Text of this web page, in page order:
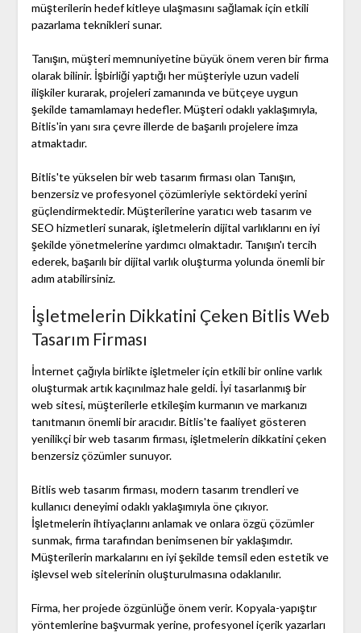
müşterilerin hedef kitleye ulaşmasını sağlamak için etkili
pazarlama teknikleri sunar.
Tanışın, müşteri memnuniyetine büyük önem veren bir firma
olarak bilinir. İşbirliği yaptığı her müşteriyle uzun vadeli
ilişkiler kurarak, projeleri zamanında ve bütçeye uygun
şekilde tamamlamayı hedefler. Müşteri odaklı yaklaşımıyla,
Bitlis'in yanı sıra çevre illerde de başarılı projelere imza
atmaktadır.
Bitlis'te yükselen bir web tasarım firması olan Tanışın,
benzersiz ve profesyonel çözümleriyle sektördeki yerini
güçlendirmektedir. Müşterilerine yaratıcı web tasarım ve
SEO hizmetleri sunarak, işletmelerin dijital varlıklarını en iyi
şekilde yönetmelerine yardımcı olmaktadır. Tanışın'ı tercih
ederek, başarılı bir dijital varlık oluşturma yolunda önemli bir
adım atabilirsiniz.
İşletmelerin Dikkatini Çeken Bitlis Web
Tasarım Firması
İnternet çağıyla birlikte işletmeler için etkili bir online varlık
oluşturmak artık kaçınılmaz hale geldi. İyi tasarlanmış bir
web sitesi, müşterilerle etkileşim kurmanın ve markanızı
tanıtmanın önemli bir aracıdır. Bitlis'te faaliyet gösteren
yenilikçi bir web tasarım firması, işletmelerin dikkatini çeken
benzersiz çözümler sunuyor.
Bitlis web tasarım firması, modern tasarım trendleri ve
kullanıcı deneyimi odaklı yaklaşımıyla öne çıkıyor.
İşletmelerin ihtiyaçlarını anlamak ve onlara özgü çözümler
sunmak, firma tarafından benimsenen bir yaklaşımdır.
Müşterilerin markalarını en iyi şekilde temsil eden estetik ve
işlevsel web sitelerinin oluşturulmasına odaklanılır.
Firma, her projede özgünlüğe önem verir. Kopyala-yapıştır
yöntemlerine başvurmak yerine, profesyonel içerik yazarları